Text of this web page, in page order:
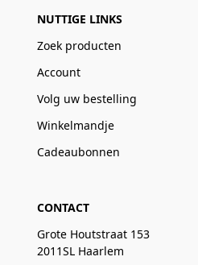
NUTTIGE LINKS
Zoek producten
Account
Volg uw bestelling
Winkelmandje
Cadeaubonnen
CONTACT
Grote Houtstraat 153
2011SL Haarlem